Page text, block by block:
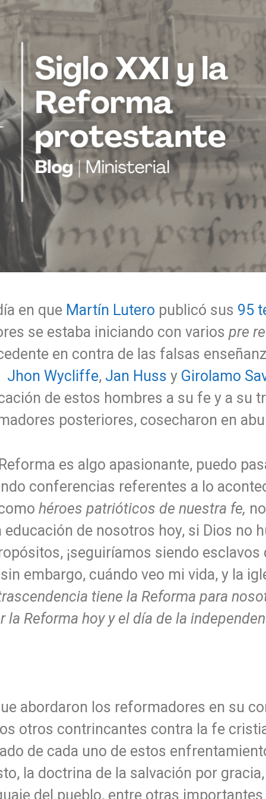
en que Martín Lutero publicó sus 95
se estaba iniciando con varios pre
en contra de las falsas
Jhon Wycliffe, Jan Huss y Girolamo
de estos hombres a su fe y a su
posteriores, cosecharon en
es algo apasionante, puedo
conferencias referentes a lo
héroes patrióticos de nuestra fe,
de nosotros hoy, si Dios no
¡seguiríamos siendo esclavos
embargo, cuándo veo mi vida, y la
tiene la Reforma para
la Reforma hoy y el día de la
abordaron los reformadores en su
otros contrincantes contra la fe
de cada uno de estos
la doctrina de la salvación por
del pueblo, entre otras